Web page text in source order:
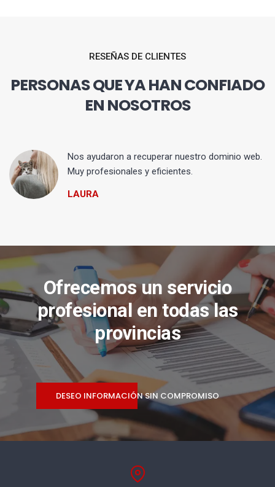
RESEÑAS DE CLIENTES
PERSONAS QUE YA HAN CONFIADO
EN NOSOTROS
Nos ayudaron a recuperar nuestro dominio web.
Muy profesionales y eficientes.
LAURA
Ofrecemos un servicio
profesional en todas las
provincias
DESEO INFORMACIÓN SIN COMPROMISO